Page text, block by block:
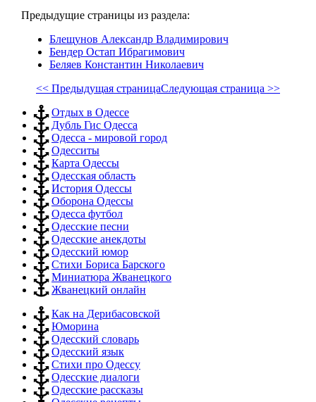
Предыдущие страницы из раздела:
Блещунов Александр Владимирович
Бендер Остап Ибрагимович
Беляев Константин Николаевич
<< Предыдущая страницаСледующая страница >>
Отдых в Одессе
Дубль Гис Одесса
Одесса - мировой город
Одесситы
Карта Одессы
Одесская область
История Одессы
Оборона Одессы
Одесса футбол
Одесские песни
Одесские анекдоты
Одесский юмор
Стихи Бориса Барского
Миниатюра Жванецкого
Жванецкий онлайн
Как на Дерибасовской
Юморина
Одесский словарь
Одесский язык
Стихи про Одессу
Одесские диалоги
Одесские рассказы